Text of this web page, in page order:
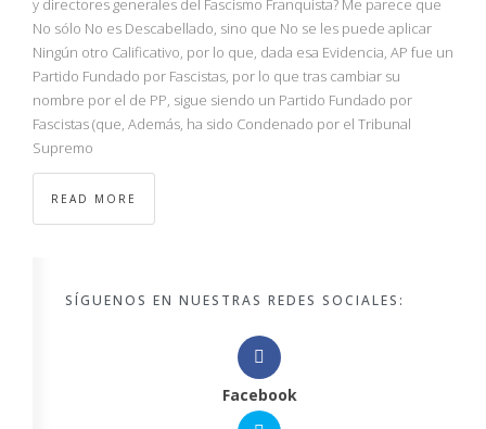
y directores generales del Fascismo Franquista? Me parece que
No sólo No es Descabellado, sino que No se les puede aplicar
Ningún otro Calificativo, por lo que, dada esa Evidencia, AP fue un
Partido Fundado por Fascistas, por lo que tras cambiar su
nombre por el de PP, sigue siendo un Partido Fundado por
Fascistas (que, Además, ha sido Condenado por el Tribunal
Supremo
READ MORE
SÍGUENOS EN NUESTRAS REDES SOCIALES:
Facebook